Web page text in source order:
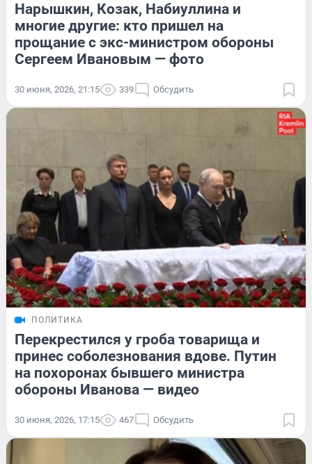
Нарышкин, Козак, Набиуллина и
многие другие: кто пришел на
прощание с экс-министром обороны
Сергеем Ивановым — фото
30 июня, 2026, 21:15 339 Обсудить
ПОЛИТИКА
Перекрестился у гроба товарища и
принес соболезнования вдове. Путин
на похоронах бывшего министра
обороны Иванова — видео
30 июня, 2026, 17:15 467 Обсудить